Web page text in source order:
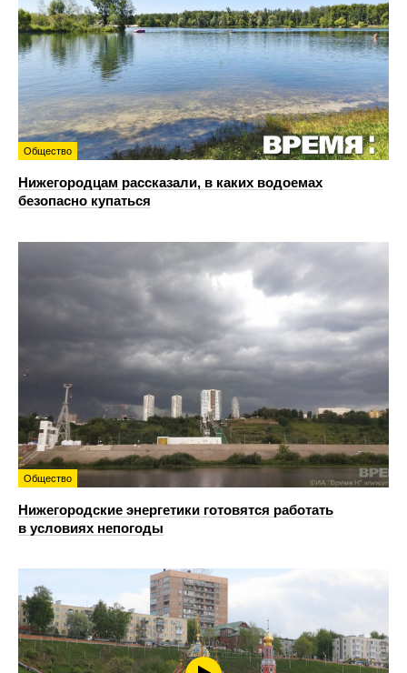
Общество
Нижегородцам рассказали, в каких водоемах
безопасно купаться
Общество
Нижегородские энергетики готовятся работать
в условиях непогоды